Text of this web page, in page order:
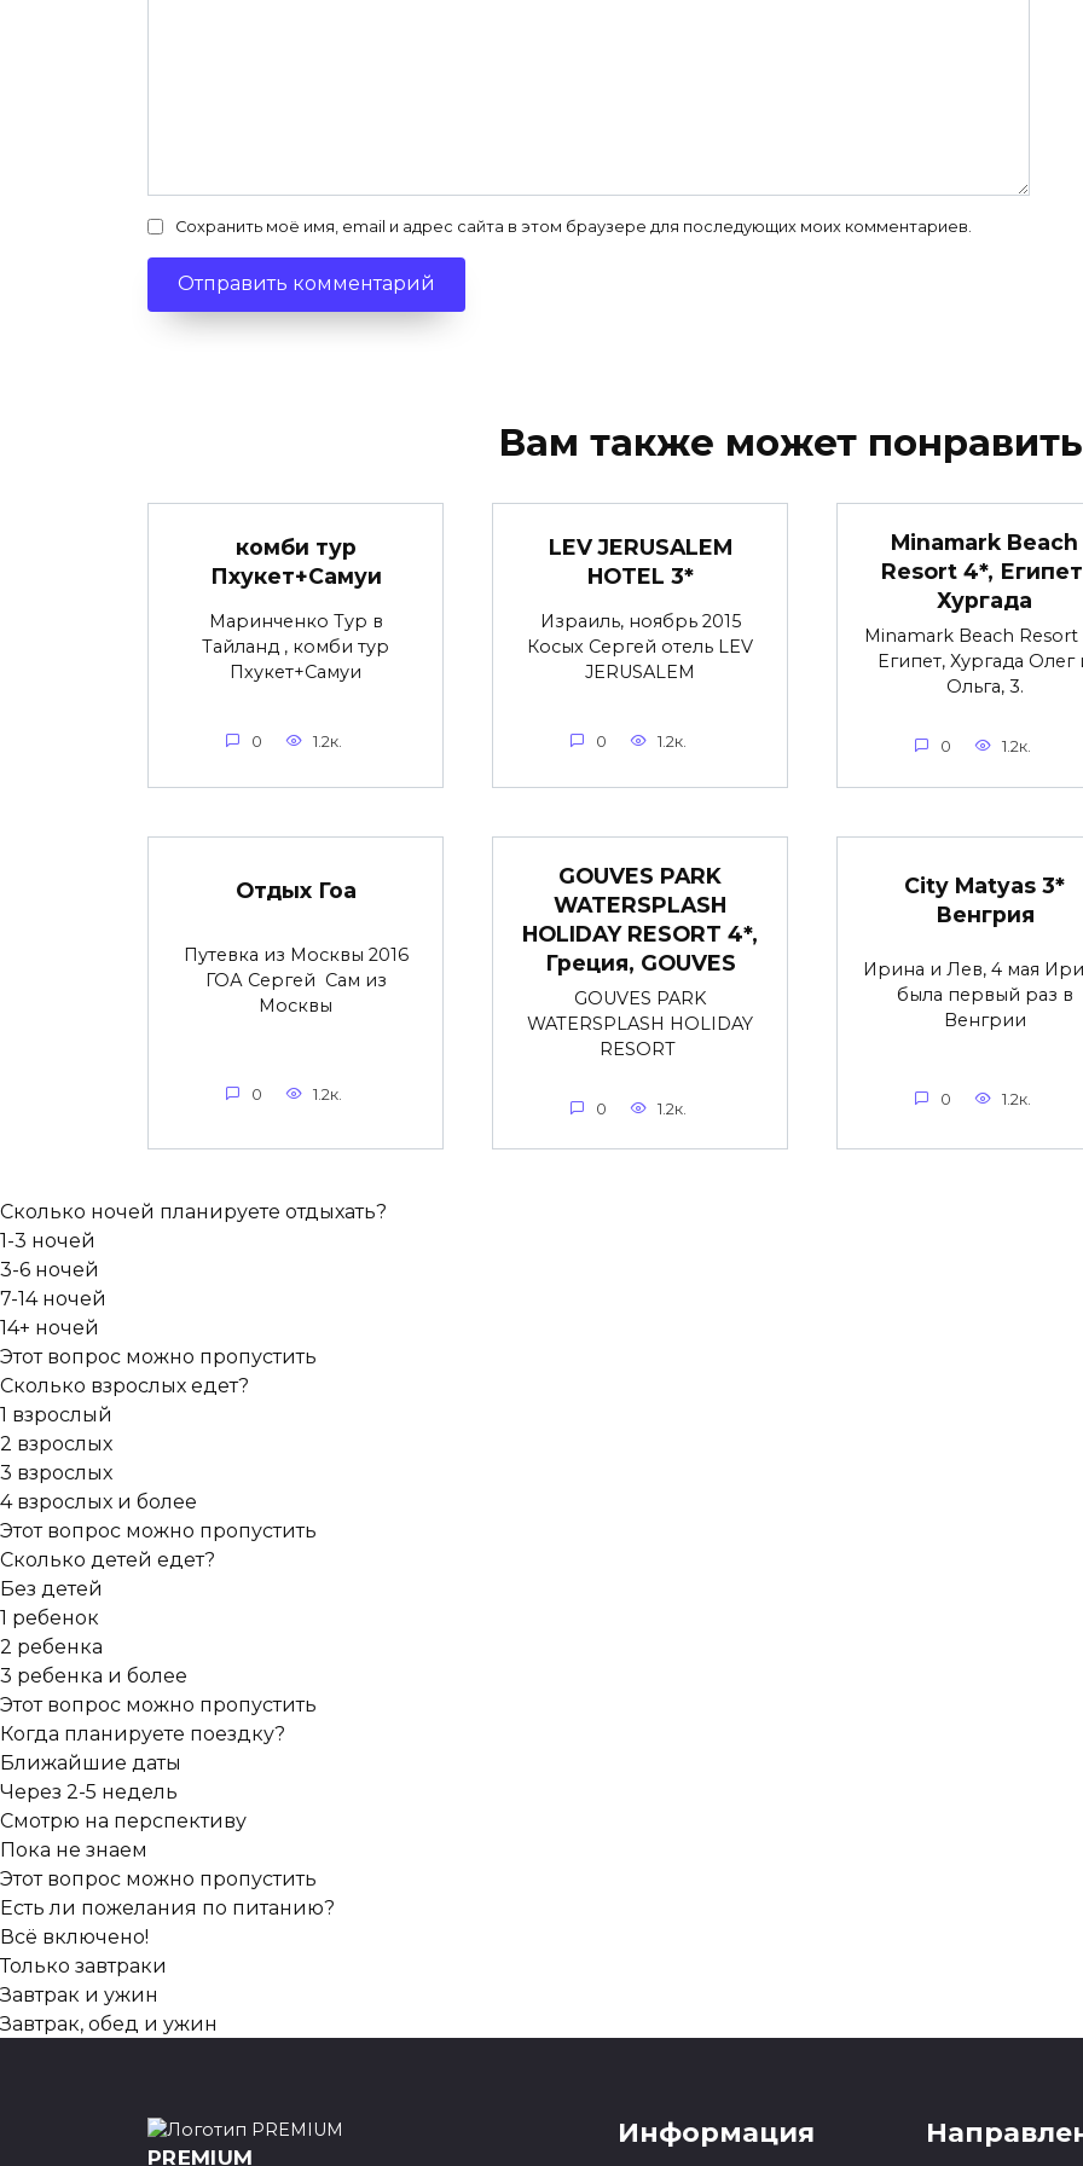
Сохранить моё имя, email и адрес сайта в этом браузере для последующих моих комментариев.
Вам также может
комби тур
Пхукет+Самуи
Маринченко Тур в
Тайланд , комби тур
Пхукет+Самуи
0 1.2к.
LEV JERUSALEM
HOTEL 3*
Израиль, ноябрь 2015
Косых Сергей отель LEV
JERUSALEM
0 1.2к.
Minamark Beach
Resort 4*,
Хургада
Minamark Beach Resort
Египет, Хургада Олег
Ольга, 3.
0 1.2к.
Отдых Гоа
Путевка из Москвы 2016
ГОА Сергей Сам из
Москвы
0 1.2к.
GOUVES PARK
WATERSPLASH
HOLIDAY RESORT 4*,
Греция, GOUVES
GOUVES PARK
WATERSPLASH HOLIDAY
RESORT
0 1.2к.
City Matyas 3*
Венгрия
Ирина и Лев, 4 мая
была первый раз в
Венгрии
0 1.2к.
PREMIUM
Информация
Сколько ночей планируете отдыхать?
1-3 ночей
3-6 ночей
7-14 ночей
14+ ночей
Этот вопрос можно пропустить
Сколько взрослых едет?
1 взрослый
2 взрослых
3 взрослых
4 взрослых и более
Этот вопрос можно пропустить
Сколько детей едет?
Без детей
1 ребенок
2 ребенка
3 ребенка и более
Этот вопрос можно пропустить
Когда планируете поездку?
Ближайшие даты
Через 2-5 недель
Смотрю на перспективу
Пока не знаем
Этот вопрос можно пропустить
Есть ли пожелания по питанию?
Всё включено!
Только завтраки
Завтрак и ужин
Завтрак, обед и ужин
Написать в Telegram Написать в WhatsApp